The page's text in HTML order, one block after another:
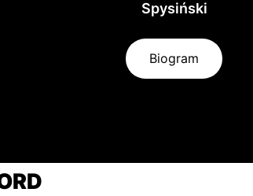
Spysiński
Biogram